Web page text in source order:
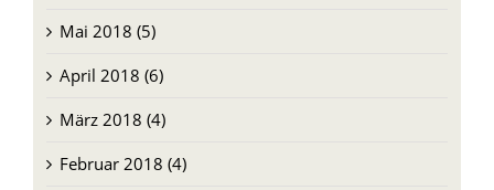
Mai 2018 (5)
April 2018 (6)
März 2018 (4)
Februar 2018 (4)